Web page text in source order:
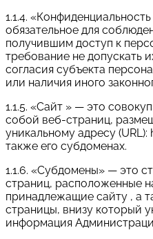
1.1.4.
обязательное для
получившим доступ к
требование не допускать
согласия субъекта
или наличия иного
1.1.5. «Сайт » — это
собой веб-страниц,
уникальному адресу
также его субдоменах.
1.1.6. «Субдомены» — это
страниц, расположенные
принадлежащие сайту , а
страницы, внизу который
информация